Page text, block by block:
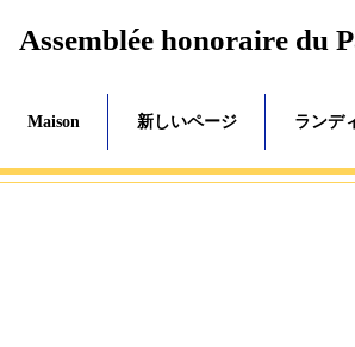
Assemblée honoraire du
Maison 新しいページ ランデ